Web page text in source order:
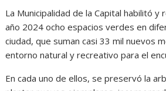
La Municipalidad de la Capital habilitó
año 2024 ocho espacios verdes en
ciudad, que suman casi 33 mil nuevos
entorno natural y recreativo para el
En cada uno de ellos, se preservó la